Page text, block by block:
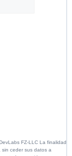
FZ-LLC La finalidad
ceder sus datos a